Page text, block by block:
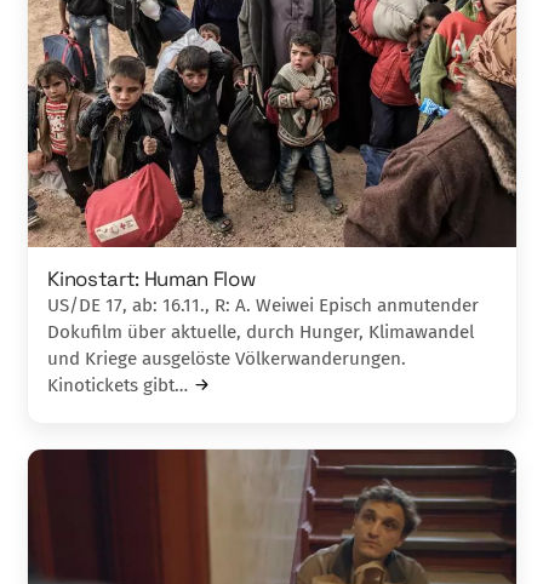
Kinostart: Human Flow
US/DE 17, ab: 16.11., R: A. Weiwei Episch anmutender
Dokufilm über aktuelle, durch Hunger, Klimawandel
und Kriege ausgelöste Völkerwanderungen.
Kinotickets gibt…